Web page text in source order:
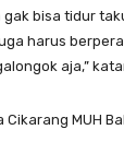
bisa tidur
harus
aja,”
Cikarang MUH